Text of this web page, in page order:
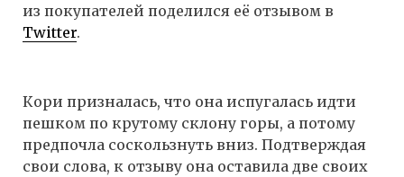
из покупателей поделился её отзывом в
Twitter.
Кори призналась, что она испугалась идти
пешком по крутому склону горы, а потому
предпочла соскользнуть вниз. Подтверждая
свои слова, к отзыву она оставила две своих